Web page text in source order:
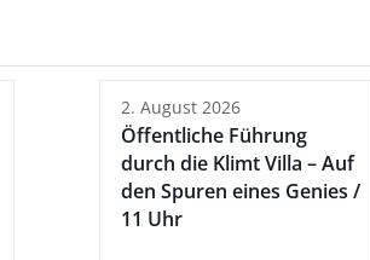
2. August 2026
Öffentliche Führung
durch die Klimt Villa – Auf
den Spuren eines Genies /
11 Uhr